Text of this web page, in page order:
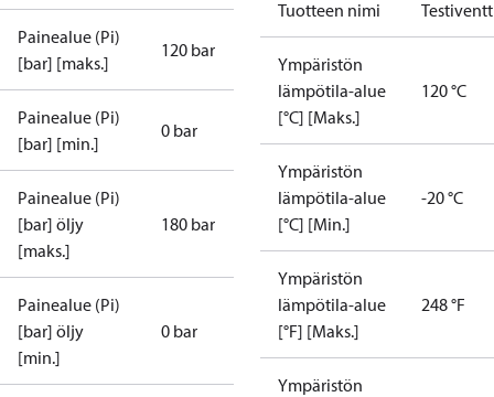
Painealue (Pi)
[bar] [maks.]
120 bar
Painealue (Pi)
[bar] [min.]
0 bar
Painealue (Pi)
[bar] öljy
[maks.]
180 bar
Painealue (Pi)
[bar] öljy
[min.]
0 bar
Tuotteen nimi
Ympäristön
lämpötila-alue
[°C] [Maks.]
120 °C
Ympäristön
lämpötila-alue
[°C] [Min.]
-20 °C
Ympäristön
lämpötila-alue
[°F] [Maks.]
248 °F
Ympäristön